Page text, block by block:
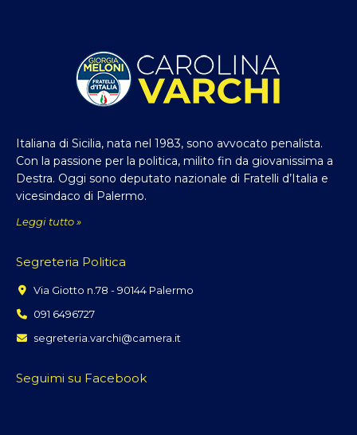
Italiana di Sicilia, nata nel 1983, sono avvocato penalista.
Con la passione per la politica, milito fin da giovanissima a
Destra. Oggi sono deputato nazionale di Fratelli d’Italia e
vicesindaco di Palermo.
Leggi tutto »
Segreteria Politica
Via Giotto n.78 - 90144 Palermo
091 6496727
segreteria.varchi@camera.it
Seguimi su Facebook